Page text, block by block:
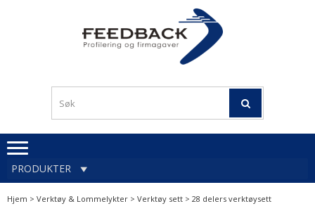
PRODUKTER
Hjem > Verktøy & Lommelykter > Verktøy sett > 28 delers verktøysett